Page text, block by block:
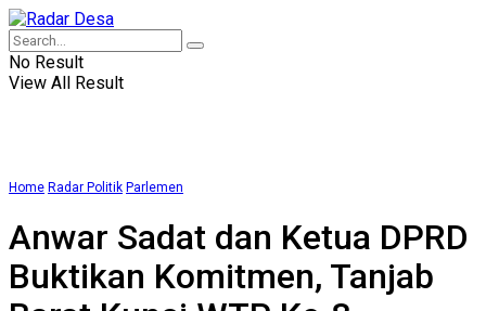
No Result
View All Result
Home Radar Politik Parlemen
Anwar Sadat dan Ketua DPRD
Buktikan Komitmen, Tanjab